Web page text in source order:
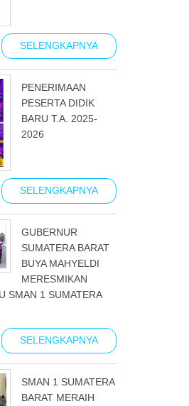
SELENGKAPNYA
PENERIMAAN
PESERTA DIDIK
BARU T.A. 2025-
2026
SELENGKAPNYA
GUBERNUR
SUMATERA BARAT
BUYA MAHYELDI
MERESMIKAN
SMAN 1 SUMATERA
SELENGKAPNYA
SMAN 1 SUMATERA
BARAT MERAIH